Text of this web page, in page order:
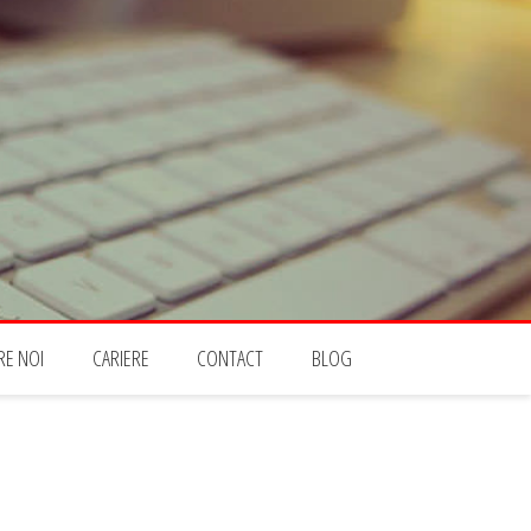
NOI CARIERE CONTACT BLOG